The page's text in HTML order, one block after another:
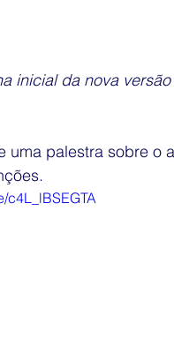
inicial da nova
uma palestra sobre o
c4L_lBSEGTA